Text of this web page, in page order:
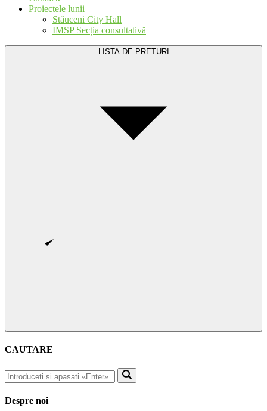
Proiectele lunii
Stăuceni City Hall
IMSP Secția consultativă
LISTA DE PRETURI
CAUTARE
Despre noi